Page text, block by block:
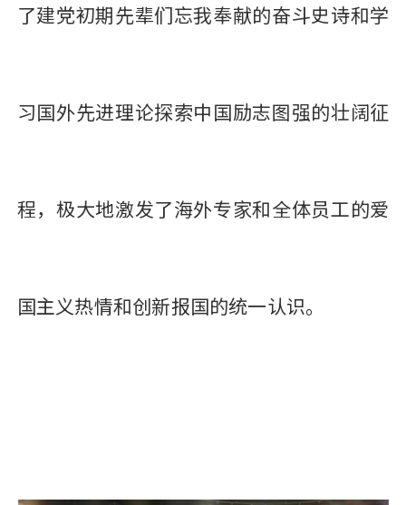
了建党初期先辈们忘我奉献的奋斗史诗和学
习国外先进理论探索中国励志图强的壮阔征
程，极大地激发了海外专家和全体员工的爱
国主义热情和创新报国的统一认识。